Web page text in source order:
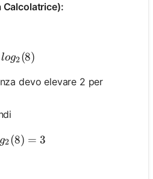
Calcolatrice):
log_2(8)
log2 (8)
devo elevare 2 per
log_2(8) = 3
g2(8) = 3